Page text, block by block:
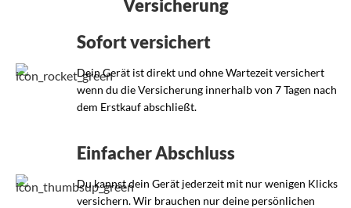
Versicherung
Sofort versichert
Dein Gerät ist direkt und ohne Wartezeit versichert
wenn du die Versicherung innerhalb von 7 Tagen nach
dem Erstkauf abschließt.
Einfacher Abschluss
Du kannst dein Gerät jederzeit mit nur wenigen Klicks
versichern. Wir brauchen nur deine persönlichen